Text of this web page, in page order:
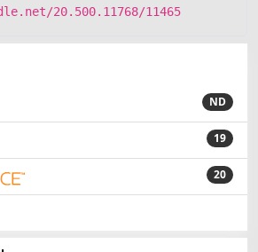
20.500.11768/11465
ND
19
20